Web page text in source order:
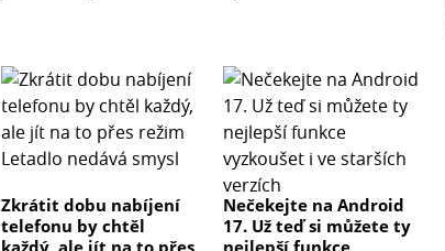
Zkrátit dobu nabíjení
telefonu by chtěl
každý, ale jít na to přes
Nečekejte na Android
17. Už teď si můžete ty
nejlepší funkce